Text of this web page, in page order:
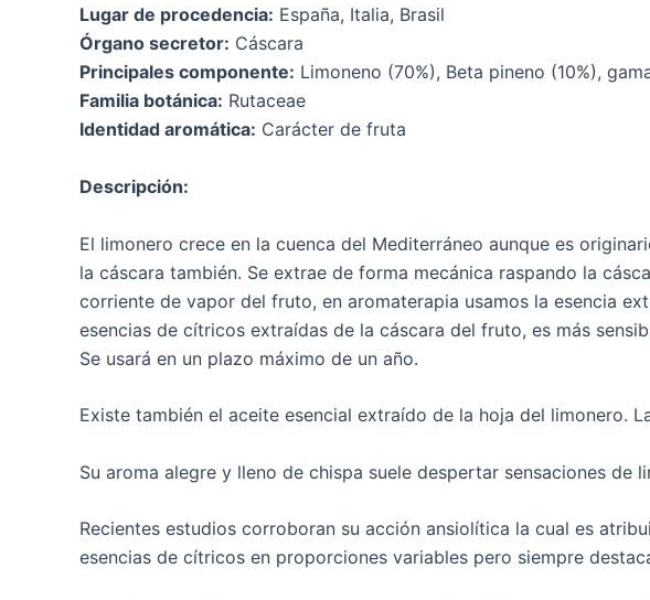
Lugar de procedencia: España, Italia, Brasil
Órgano secretor: Cáscara
Principales componente: Limoneno (70%), Beta pineno (10%),
Familia botánica: Rutaceae
Identidad aromática: Carácter de fruta
Descripción:
El limonero crece en la cuenca del Mediterráneo aunque es
la cáscara también. Se extrae de forma mecánica raspando la
corriente de vapor del fruto, en aromaterapia usamos la esencia
esencias de cítricos extraídas de la cáscara del fruto, es más
Se usará en un plazo máximo de un año.
Existe también el aceite esencial extraído de la hoja del limonero.
Su aroma alegre y lleno de chispa suele despertar sensaciones
Recientes estudios corroboran su acción ansiolítica la cual es
esencias de cítricos en proporciones variables pero siempre